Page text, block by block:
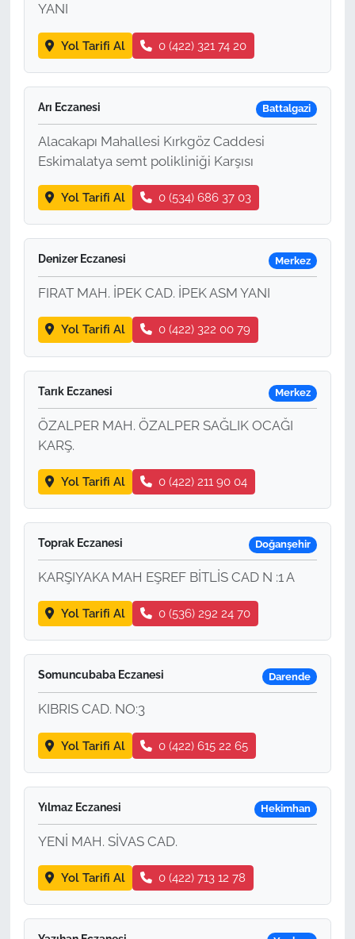
YANI
Yol Tarifi Al 0 (422) 321 74 20
Arı Eczanesi Battalgazi
Alacakapı Mahallesi Kırkgöz Caddesi
Eskimalatya semt polikliniği Karşısı
Yol Tarifi Al 0 (534) 686 37 03
Denizer Eczanesi Merkez
FIRAT MAH. İPEK CAD. İPEK ASM YANI
Yol Tarifi Al 0 (422) 322 00 79
Tarık Eczanesi Merkez
ÖZALPER MAH. ÖZALPER SAĞLIK OCAĞI
KARŞ.
Yol Tarifi Al 0 (422) 211 90 04
Toprak Eczanesi Doğanşehir
KARŞIYAKA MAH EŞREF BİTLİS CAD N :1 A
Yol Tarifi Al 0 (536) 292 24 70
Somuncubaba Eczanesi Darende
KIBRIS CAD. NO:3
Yol Tarifi Al 0 (422) 615 22 65
Yılmaz Eczanesi Hekimhan
YENİ MAH. SİVAS CAD.
Yol Tarifi Al 0 (422) 713 12 78